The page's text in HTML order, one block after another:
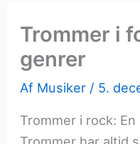
Trommer i
genrer
Af Musiker / 5.
Trommer i rock: